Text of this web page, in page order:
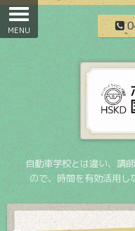
自動車学校とは違い、講
ので、時間を有効活用し